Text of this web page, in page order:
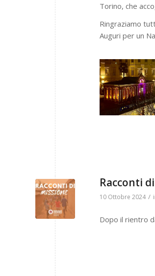
Torino, che
Ringraziamo
Auguri per un
Racconti
10 Ottobre 2024 /
Dopo il rientro